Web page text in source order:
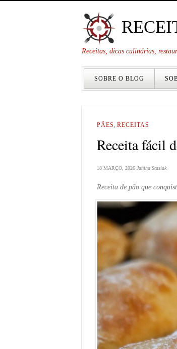
Receitas, dicas culinárias,
SOBRE O BLOG
PÃES, RECEITAS
Receita fácil
18 MARÇO, 2026 Janina Stasiak
Receita de pão que